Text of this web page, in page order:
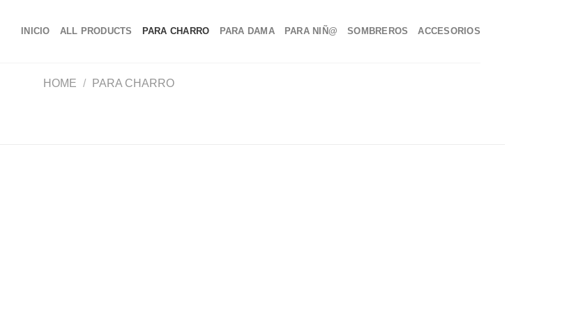
INICIO ALL PRODUCTS PARA CHARRO PARA DAMA PARA NIÑ@ SOMBREROS ACCESORIOS
HOME / PARA CHARRO